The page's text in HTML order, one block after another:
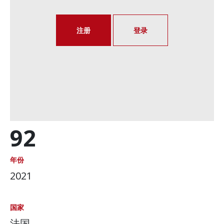
92
年份
2021
国家
注册 登录